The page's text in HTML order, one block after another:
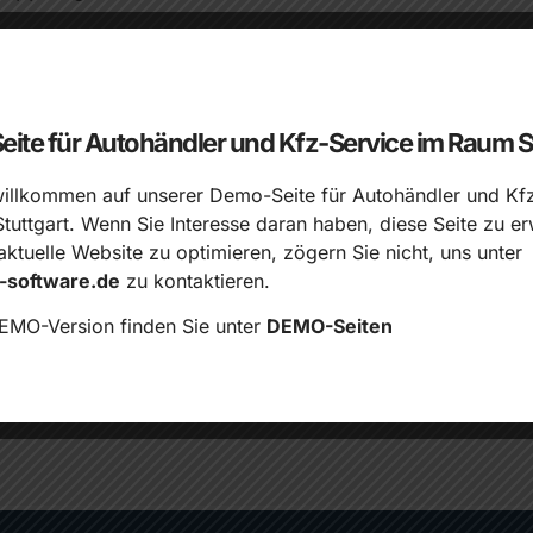
und lassen Sie Ihre Anhängerkupplung von
Qualität unserer Arbeit verlassen. Kontaktieren
AUFNEHMEN UND EINEN TERMIN
für Autohändler und Kfz-Service im Raum
auf unserer Demo-Seite für Autohändler und
Wenn Sie Interesse daran haben, diese Seite zu
Website zu optimieren, zögern Sie nicht, uns unter
software.de zu kontaktieren.
Version finden Sie unter DEMO-Seiten